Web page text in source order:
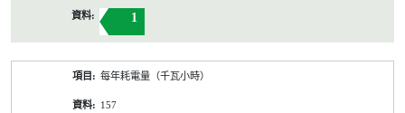
1
每年耗電量（千瓦小時）
157